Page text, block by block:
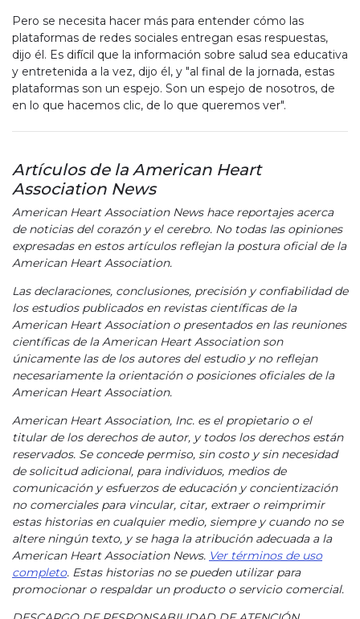
Pero se necesita hacer más para entender cómo las
plataformas de redes sociales entregan esas respuestas,
dijo él. Es difícil que la información sobre salud sea educativa
y entretenida a la vez, dijo él, y "al final de la jornada, estas
plataformas son un espejo. Son un espejo de nosotros, de
en lo que hacemos clic, de lo que queremos ver".
Artículos de la American Heart
Association News
American Heart Association News hace reportajes acerca
de noticias del corazón y el cerebro. No todas las opiniones
expresadas en estos artículos reflejan la postura oficial de la
American Heart Association.
Las declaraciones, conclusiones, precisión y confiabilidad de
los estudios publicados en revistas científicas de la
American Heart Association o presentados en las reuniones
científicas de la American Heart Association son
únicamente las de los autores del estudio y no reflejan
necesariamente la orientación o posiciones oficiales de la
American Heart Association.
American Heart Association, Inc. es el propietario o el
titular de los derechos de autor, y todos los derechos están
reservados. Se concede permiso, sin costo y sin necesidad
de solicitud adicional, para individuos, medios de
comunicación y esfuerzos de educación y concientización
no comerciales para vincular, citar, extraer o reimprimir
estas historias en cualquier medio, siempre y cuando no se
altere ningún texto, y se haga la atribución adecuada a la
American Heart Association News. Ver términos de uso
completo. Estas historias no se pueden utilizar para
promocionar o respaldar un producto o servicio comercial.